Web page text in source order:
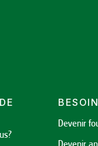
Devenir